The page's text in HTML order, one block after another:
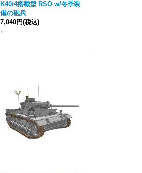
K40/4搭載型 RSO w/冬季装
備の砲兵
7,040円(税込)
×